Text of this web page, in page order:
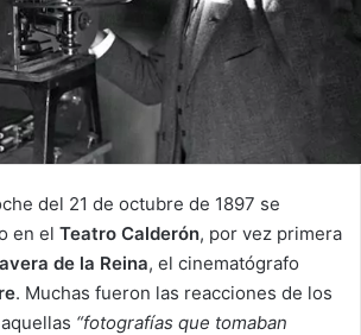
del 21 de octubre de 1897 se
en el Teatro Calderón, por vez primera
de la Reina, el cinematógrafo
. Muchas fueron las reacciones de los
“fotografías que tomaban